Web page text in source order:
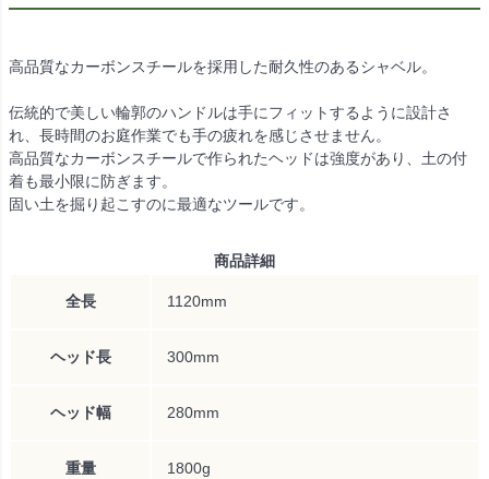
高品質なカーボンスチールを採用した耐久性のあるシャベル。
伝統的で美しい輪郭のハンドルは手にフィットするように設計さ
れ、長時間のお庭作業でも手の疲れを感じさせません。
高品質なカーボンスチールで作られたヘッドは強度があり、土の付
着も最小限に防ぎます。
固い土を掘り起こすのに最適なツールです。
商品詳細
全長 1120mm
ヘッド長 300mm
ヘッド幅 280mm
重量 1800g